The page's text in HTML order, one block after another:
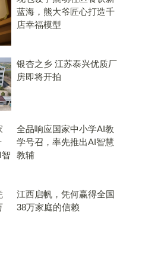
蓝海，熊大爷匠心打造千
店幸福模型
银杏之乡 江苏泰兴优质厂
房即将开拍
全品响应国家中小学AI教
学号召，率先推出AI智慧
教辅
江西启帆，凭何赢得全国
38万家庭的信赖